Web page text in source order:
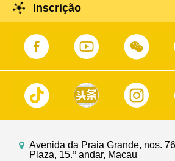
Inscrição
Avenida da Praia Grande, nos.
Plaza, 15.º andar, Macau